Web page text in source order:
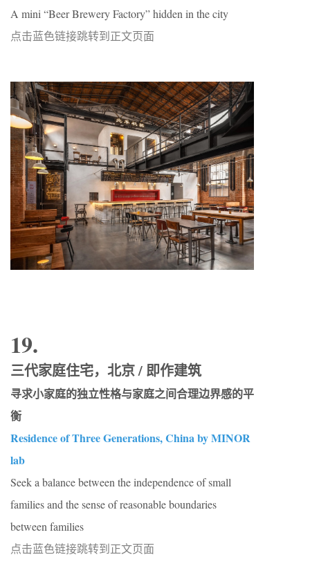
A mini “Beer Brewery Factory” hidden in the city
点击蓝色链接跳转到正文页面
19.
三代家庭住宅，北京 / 即作建筑
寻求小家庭的独立性格与家庭之间合理边界感的平
衡
Residence of Three Generations, China by MINOR
lab
Seek a balance between the independence of small
families and the sense of reasonable boundaries
between families
点击蓝色链接跳转到正文页面